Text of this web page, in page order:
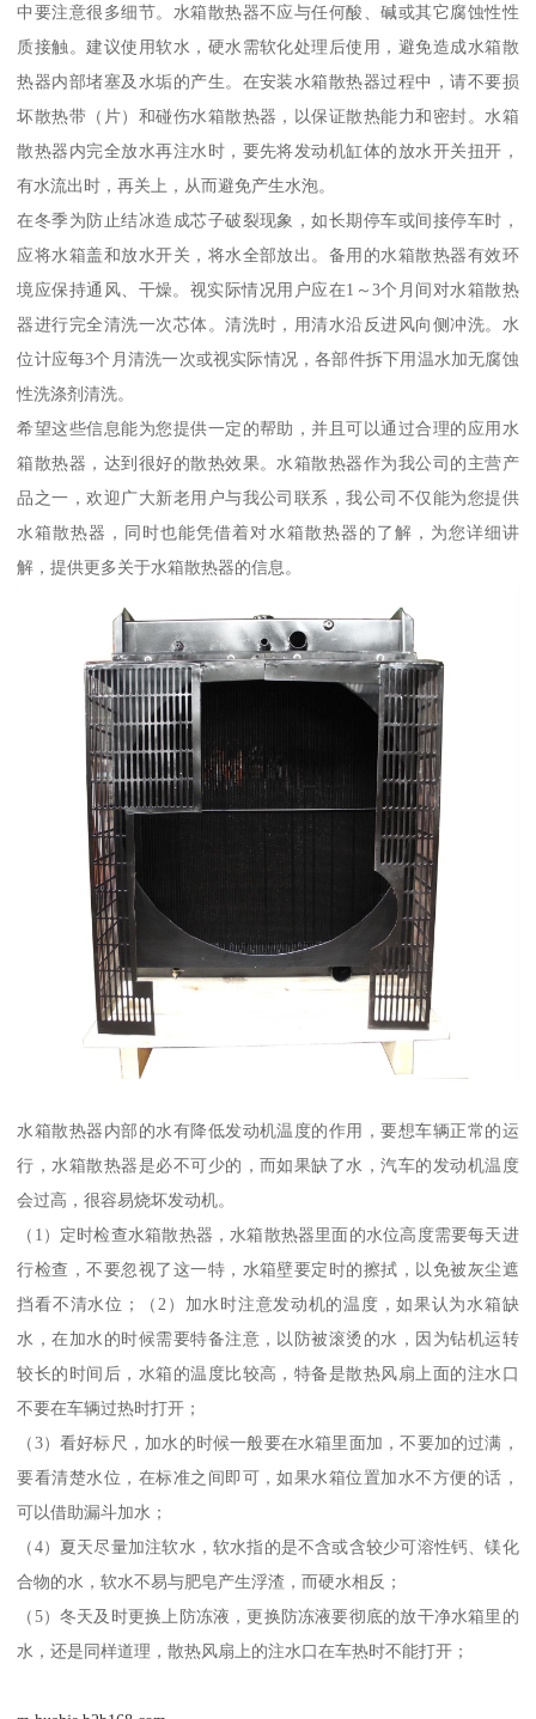
中要注意很多细节。水箱散热器不应与任何酸、碱或其它腐蚀性性
质接触。建议使用软水，硬水需软化处理后使用，避免造成水箱散
热器内部堵塞及水垢的产生。在安装水箱散热器过程中，请不要损
坏散热带（片）和碰伤水箱散热器，以保证散热能力和密封。水箱
散热器内完全放水再注水时，要先将发动机缸体的放水开关扭开，
有水流出时，再关上，从而避免产生水泡。
在冬季为防止结冰造成芯子破裂现象，如长期停车或间接停车时，
应将水箱盖和放水开关，将水全部放出。备用的水箱散热器有效环
境应保持通风、干燥。视实际情况用户应在1～3个月间对水箱散热
器进行完全清洗一次芯体。清洗时，用清水沿反进风向侧冲洗。水
位计应每3个月清洗一次或视实际情况，各部件拆下用温水加无腐蚀
性洗涤剂清洗。
希望这些信息能为您提供一定的帮助，并且可以通过合理的应用水
箱散热器，达到很好的散热效果。水箱散热器作为我公司的主营产
品之一，欢迎广大新老用户与我公司联系，我公司不仅能为您提供
水箱散热器，同时也能凭借着对水箱散热器的了解，为您详细讲
解，提供更多关于水箱散热器的信息。
水箱散热器内部的水有降低发动机温度的作用，要想车辆正常的运
行，水箱散热器是必不可少的，而如果缺了水，汽车的发动机温度
会过高，很容易烧坏发动机。
（1）定时检查水箱散热器，水箱散热器里面的水位高度需要每天进
行检查，不要忽视了这一特，水箱壁要定时的擦拭，以免被灰尘遮
挡看不清水位；（2）加水时注意发动机的温度，如果认为水箱缺
水，在加水的时候需要特备注意，以防被滚烫的水，因为钻机运转
较长的时间后，水箱的温度比较高，特备是散热风扇上面的注水口
不要在车辆过热时打开；
（3）看好标尺，加水的时候一般要在水箱里面加，不要加的过满，
要看清楚水位，在标准之间即可，如果水箱位置加水不方便的话，
可以借助漏斗加水；
（4）夏天尽量加注软水，软水指的是不含或含较少可溶性钙、镁化
合物的水，软水不易与肥皂产生浮渣，而硬水相反；
（5）冬天及时更换上防冻液，更换防冻液要彻底的放干净水箱里的
水，还是同样道理，散热风扇上的注水口在车热时不能打开；